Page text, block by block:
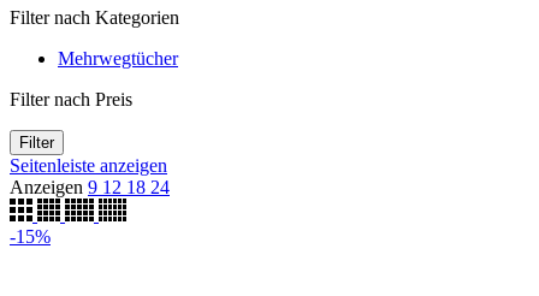
Filter nach Kategorien
Mehrwegtücher
Filter nach Preis
Filter
Seitenleiste anzeigen
Anzeigen 9 12 18 24
-15%